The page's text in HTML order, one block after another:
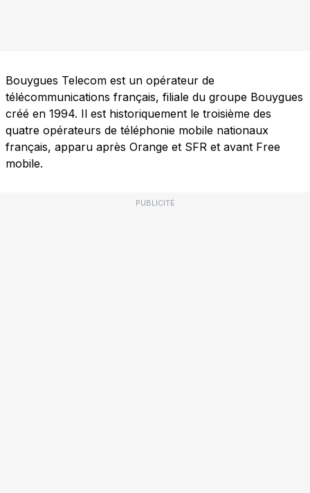
Bouygues Telecom est un opérateur de
télécommunications français, filiale du groupe Bouygues
créé en 1994. Il est historiquement le troisième des
quatre opérateurs de téléphonie mobile nationaux
français, apparu après Orange et SFR et avant Free
mobile.
PUBLICITÉ